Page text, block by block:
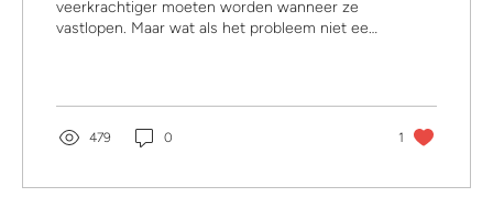
veerkrachtiger moeten worden wanneer ze
vastlopen. Maar wat als het probleem niet een
perspectief onderzoekt deze column hoe
verwachtingen, opvoeding en
maatschappelijke idealen ons kunnen doen
479 0 1